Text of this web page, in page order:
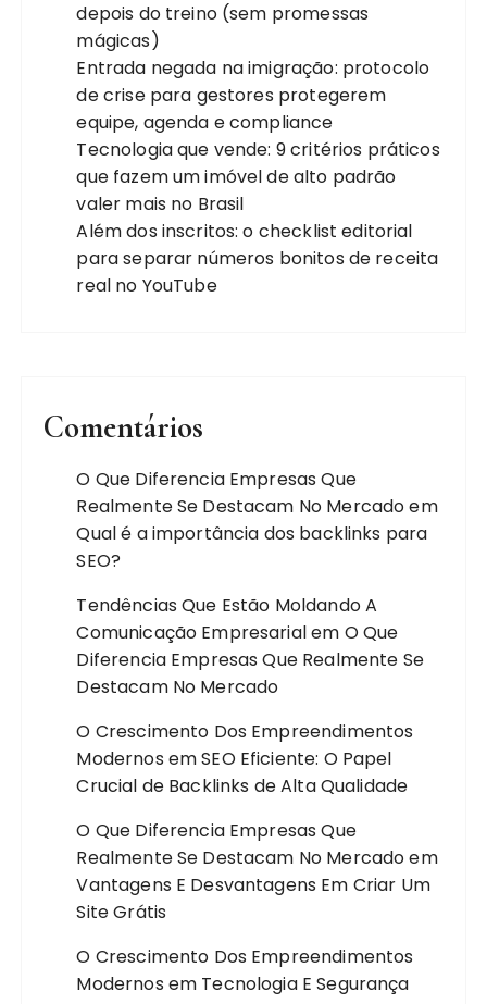
depois do treino (sem promessas
mágicas)
Entrada negada na imigração: protocolo
de crise para gestores protegerem
equipe, agenda e compliance
Tecnologia que vende: 9 critérios práticos
que fazem um imóvel de alto padrão
valer mais no Brasil
Além dos inscritos: o checklist editorial
para separar números bonitos de receita
real no YouTube
Comentários
O Que Diferencia Empresas Que
Realmente Se Destacam No Mercadoem
Qual é a importância dos backlinks para
SEO?
Tendências Que Estão Moldando A
Comunicação Empresarialem O Que
Diferencia Empresas Que Realmente Se
Destacam No Mercado
O Crescimento Dos Empreendimentos
Modernos emSEO Eficiente: O Papel
Crucial de Backlinks de Alta Qualidade
O Que Diferencia Empresas Que
Realmente Se Destacam No Mercadoem
Vantagens E Desvantagens Em Criar Um
Site Grátis
O Crescimento Dos Empreendimentos
Modernos em Tecnologia E Segurança